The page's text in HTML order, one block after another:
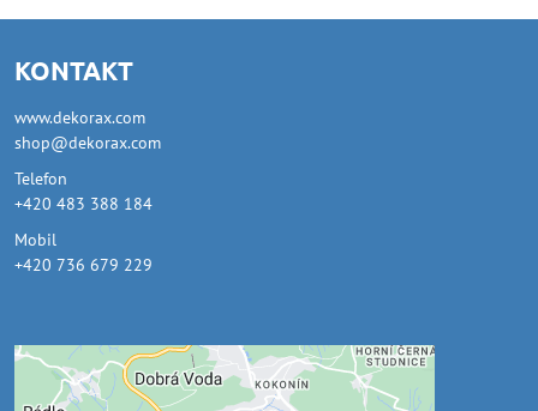
KONTAKT
www.dekorax.com
shop@dekorax.com
Telefon
+420 483 388 184
Mobil
+420 736 679 229